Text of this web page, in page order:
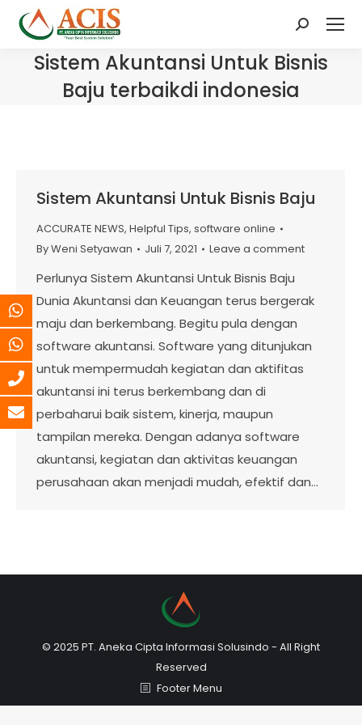
Search:
Sistem Akuntansi Untuk Bisnis
Baju terbaikdi indonesia
Sistem Akuntansi Untuk Bisnis Baju
ACCURATE NEWS, Helpful Tips, software online
ByWeni Setyawan Juli 7, 2021 Leave a comment
Perlunya Sistem Akuntansi Untuk Bisnis Baju
Dunia Akuntansi dan Keuangan terus bergerak
maju dan berkembang. Begitu pula dengan
software akuntansi. Software yang ditunjukan
untuk mempermudah kegiatan dan aktifitas
akuntansi ini terus berkembang dan di
perbaharui baik sistem, kinerja, maupun
tampilan mereka. Dengan adanya software
akuntansi, kegiatan dan aktivitas keuangan
perusahaan akan menjadi mudah, efektif dan…
© 2025 PT. Aneka Cipta Informasi Solusindo - All Right
Reserved
Footer Menu